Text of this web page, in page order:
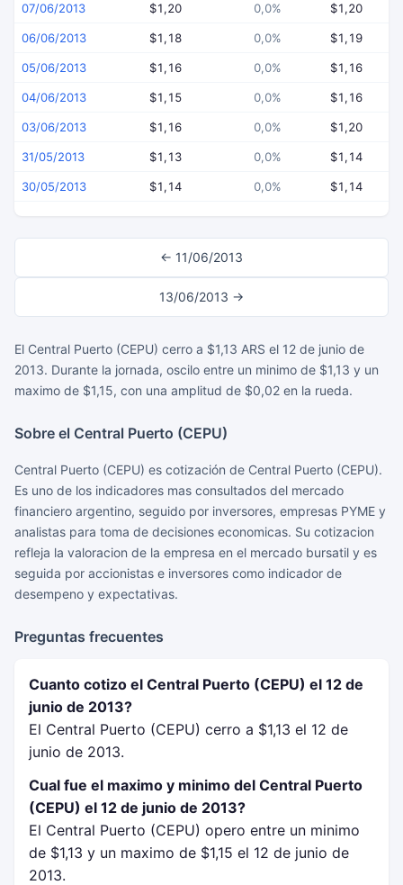
07/06/2013 $1,20 0,0% $1,20
06/06/2013 $1,18 0,0% $1,19
05/06/2013 $1,16 0,0% $1,16
04/06/2013 $1,15 0,0% $1,16
03/06/2013 $1,16 0,0% $1,20
31/05/2013 $1,13 0,0% $1,14
30/05/2013 $1,14 0,0% $1,14
← 11/06/2013
13/06/2013 →
El Central Puerto (CEPU) cerro a $1,13 ARS el 12 de junio de
2013. Durante la jornada, oscilo entre un minimo de $1,13 y un
maximo de $1,15, con una amplitud de $0,02 en la rueda.
Sobre el Central Puerto (CEPU)
Central Puerto (CEPU) es cotización de Central Puerto (CEPU).
Es uno de los indicadores mas consultados del mercado
financiero argentino, seguido por inversores, empresas PYME y
analistas para toma de decisiones economicas. Su cotizacion
refleja la valoracion de la empresa en el mercado bursatil y es
seguida por accionistas e inversores como indicador de
desempeno y expectativas.
Preguntas frecuentes
Cuanto cotizo el Central Puerto (CEPU) el 12 de
junio de 2013?
El Central Puerto (CEPU) cerro a $1,13 el 12 de
junio de 2013.
Cual fue el maximo y minimo del Central Puerto
(CEPU) el 12 de junio de 2013?
El Central Puerto (CEPU) opero entre un minimo
de $1,13 y un maximo de $1,15 el 12 de junio de
2013.